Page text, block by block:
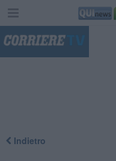
Indietro